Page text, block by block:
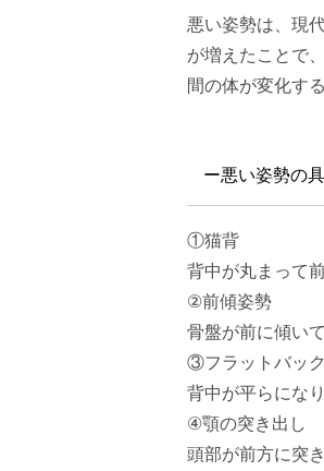
悪い姿勢は、現
が増えたことで
間の体が変化す
ー悪い姿勢の
①猫背
背中が丸まって
②前傾姿勢
骨盤が前に傾い
③フラットバック
背中が平らにな
④顎の突き出し
頭部が前方に突